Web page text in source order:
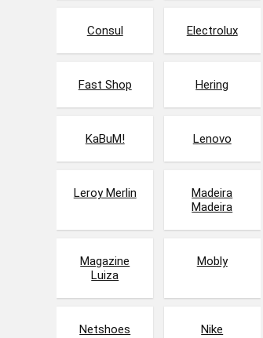
Consul Electrolux
Fast Shop Hering
KaBuM! Lenovo
Leroy Merlin
Madeira
Madeira
Magazine
Luiza
Mobly
Netshoes Nike